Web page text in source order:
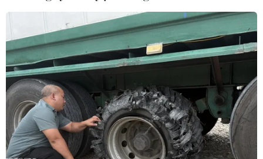
BoE: Kinh tế Anh cần thời gian để phục